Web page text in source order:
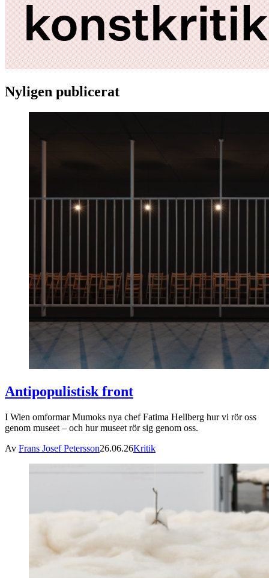
Nyligen publicerat
Antipopulistisk front
I Wien omformar Mumoks nya chef Fatima Hellberg hur vi rör oss
genom museet – och hur museet rör sig genom oss.
Av Frans Josef Petersson26.06.26Kritik